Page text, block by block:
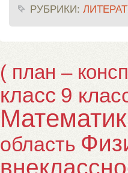
РУБРИКИ:
( план –
класс 9
область